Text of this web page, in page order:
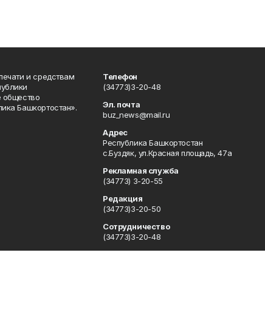
и средствам
общество
Башкортостан».
Телефон
(34773)3-20-48
Эл. почта
buz_news@mail.ru
Адрес
Республика Башкортостан
с.Буздяк, ул.Красная площадь, 47а
Рекламная служба
(34773) 3-20-55
Редакция
(34773)3-20-50
Сотрудничество
(34773)3-20-48